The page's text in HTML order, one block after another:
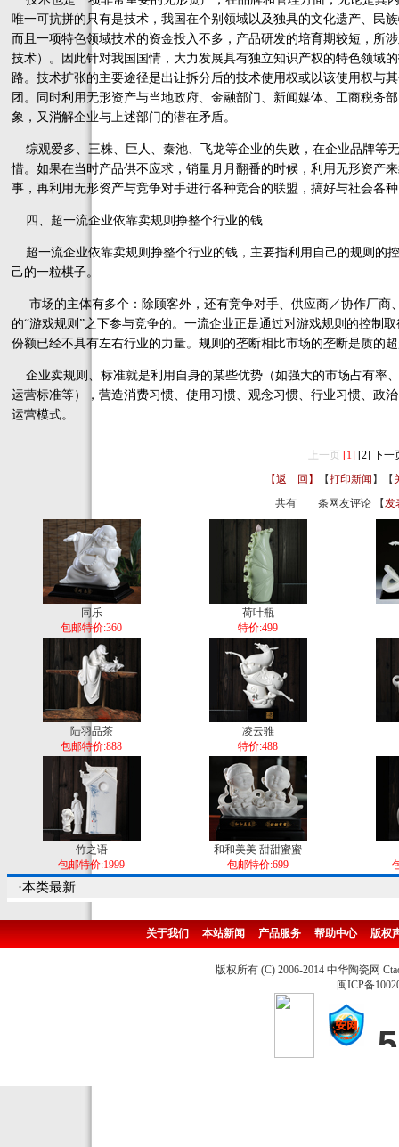
唯一可抗拼的只有是技术，我国在个别领域以及独具的文化遗产、民
而且一项特色领域技术的资金投入不多，产品研发的培育期较短，所
技术）。因此针对我国国情，大力发展具有独立知识产权的特色领域
路。技术扩张的主要途径是出让拆分后的技术使用权或以该使用权与
团。同时利用无形资产与当地政府、金融部门、新闻媒体、工商税务
象，又消解企业与上述部门的潜在矛盾。
综观爱多、三株、巨人、秦池、飞龙等企业的失败，在企业品牌等
惜。如果在当时产品供不应求，销量月月翻番的时候，利用无形资产
事，再利用无形资产与竞争对手进行各种竞合的联盟，搞好与社会各
四、超一流企业依靠卖规则挣整个行业的钱
超一流企业依靠卖规则挣整个行业的钱，主要指利用自己的规则的
己的一粒棋子。
市场的主体有多个：除顾客外，还有竞争对手、供应商／协作厂商
的“游戏规则”之下参与竞争的。一流企业正是通过对游戏规则的控制
份额已经不具有左右行业的力量。规则的垄断相比市场的垄断是质的
企业卖规则、标准就是利用自身的某些优势（如强大的市场占有率
运营标准等），营造消费习惯、使用习惯、观念习惯、行业习惯、政
运营模式。
上一页 [1] [2] 下一
【返 回】
【打印新闻 】【
共有
条网友评论 【发
同乐
包邮特价:360
荷叶瓶
特价:499
陆羽品茶
包邮特价:888
凌云骓
特价:488
竹之语
包邮特价:1999
和和美美 甜甜蜜蜜
包邮特价:699
·本类最新
关于我们 本站新闻 产品服务 帮助中心 版权
版权所有 (C) 2006-2014 中华陶瓷网
闽ICP备